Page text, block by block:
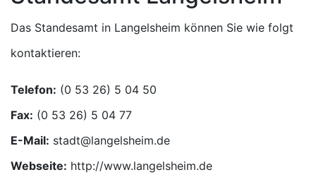
Das Standesamt in Langelsheim können Sie wie folgt
kontaktieren:
Telefon:
Fax:
E-Mail:
Webseite: http://www.langelsheim.de